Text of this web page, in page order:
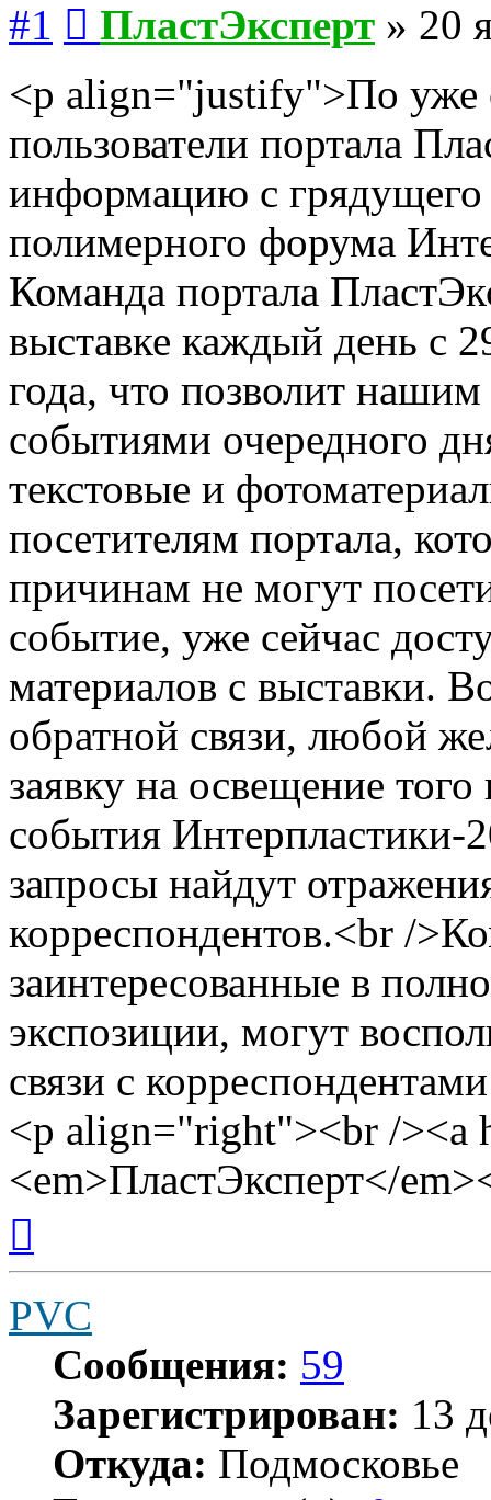
#1 ПластЭксперт » 20
<p align="justify">По уже
пользователи портала
информацию с грядущего
полимерного форума
Команда портала
выставке каждый день с
года, что позволит нашим
событиями очередного
текстовые и
посетителям портала,
причинам не могут
событие, уже сейчас
материалов с выставки.
обратной связи, любой
заявку на освещение
события Интерпластики-
запросы найдут
корреспондентов.<br /
заинтересованные в
экспозиции, могут
связи с
<p align="right"><br /><a
<em>ПластЭксперт</
началу
PVC
Сообщения: 59
Зарегистрирован: 13
Откуда: Подмосковье